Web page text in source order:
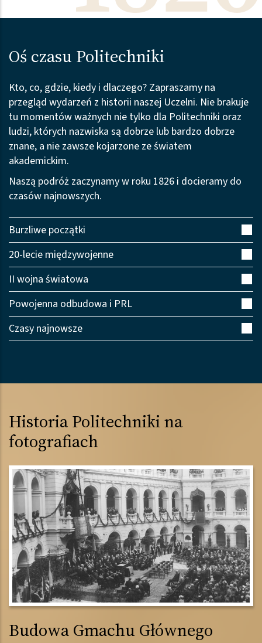
Oś czasu Politechniki
Kto, co, gdzie, kiedy i dlaczego? Zapraszamy na
przegląd wydarzeń z historii naszej Uczelni. Nie brakuje
tu momentów ważnych nie tylko dla Politechniki oraz
ludzi, których nazwiska są dobrze lub bardzo dobrze
znane, a nie zawsze kojarzone ze światem
akademickim.
Naszą podróż zaczynamy w roku 1826 i docieramy do
czasów najnowszych.
Burzliwe początki
20-lecie międzywojenne
II wojna światowa
Powojenna odbudowa i PRL
Czasy najnowsze
Historia Politechniki na
fotografiach
Budowa Gmachu Głównego